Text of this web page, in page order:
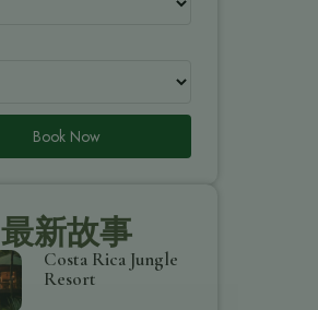
Book Now
最新故事
Costa Rica Jungle
Resort